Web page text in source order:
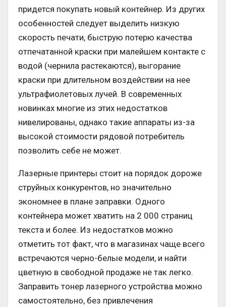
придется покупать новый контейнер. Из других
особенностей следует выделить низкую
скорость печати, быструю потерю качества
отпечатанной краски при малейшем контакте с
водой (чернила растекаются), выгорание
краски при длительном воздействии на нее
ультрафиолетовых лучей. В современных
новинках многие из этих недостатков
нивелированы, однако такие аппараты из-за
высокой стоимости рядовой потребитель
позволить себе не может.
Лазерные принтеры стоит на порядок дороже
струйных конкурентов, но значительно
экономнее в плане заправки. Одного
контейнера может хватить на 2 000 страниц
текста и более. Из недостатков можно
отметить тот факт, что в магазинах чаще всего
встречаются черно-белые модели, и найти
цветную в свободной продаже не так легко.
Заправить тонер лазерного устройства можно
самостоятельно, без привлечения